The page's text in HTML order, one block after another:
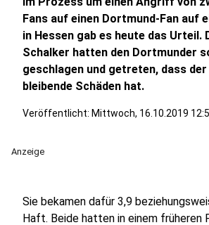
Fans auf einen Dortmund-Fan auf
in Hessen gab es heute das Urteil.
Schalker hatten den Dortmunder
geschlagen und getreten, dass
bleibende Schäden hat.
Veröffentlicht: Mittwoch, 16.10.2019
Anzeige
Sie bekamen dafür 3,9
Haft. Beide hatten in einem früheren